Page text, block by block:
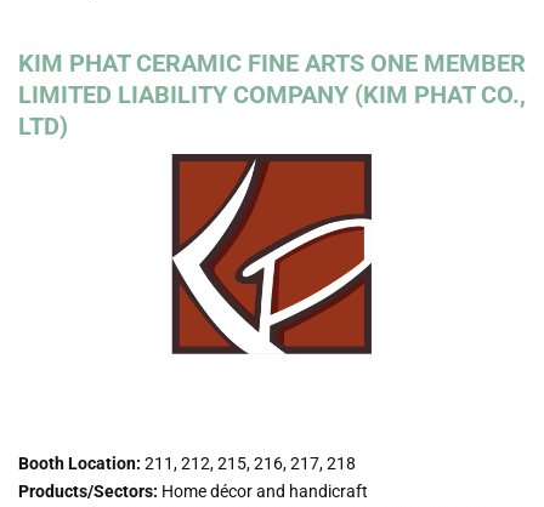
KIM PHAT CERAMIC FINE ARTS ONE MEMBER
LIMITED LIABILITY COMPANY (KIM PHAT CO.,
LTD)
Booth Location: 211, 212, 215, 216, 217, 218
Products/Sectors: Home décor and handicraft